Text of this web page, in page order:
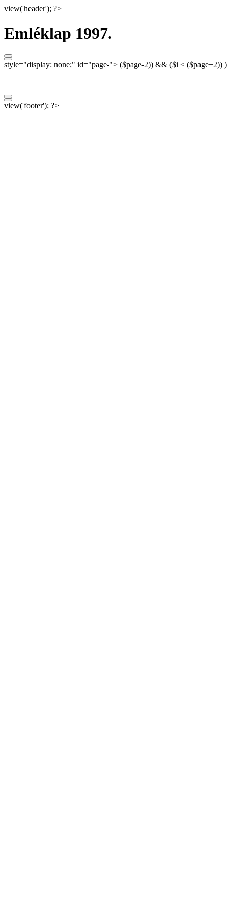
view('header'); ?>
Emléklap 1997.
style="display: none;" id="page-"> ($page-2)) && ($i < ($page+2))
view('footer'); ?>